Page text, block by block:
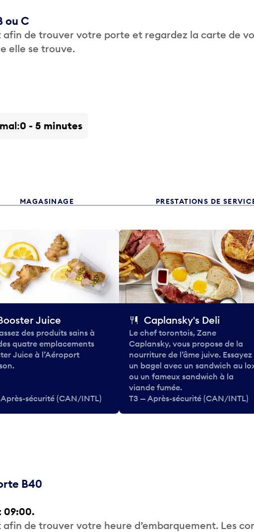
ou C
de trouver votre porte et regardez la carte de
elle se trouve.
0 - 5 minutes
MAGASINAGE PRESTATIONS DE
Juice
des produits sains à
quatre emplacements
Juice à l’Aéroport
sécurité (CAN/INTL)
Caplansky's Deli
Le chef torontois, Zane
Caplansky, vous propose de la
nourriture de l’âme juive. Essayez
un bagel avec un sandwich au
ou un fameux sandwich à la
viande fumée.
T3 — Après-sécurité (CAN/INTL)
B40
09:00.
de trouver votre heure d’embarquement. Les